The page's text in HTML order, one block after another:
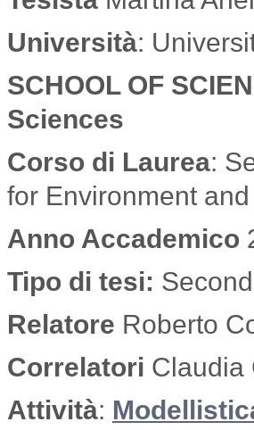
Università:
SCHOOL OF
Sciences
Corso di Laurea:
for Environment
Anno Accademico
Tipo di tesi:
Relatore Roberto
Correlatori Claudia
Attività: